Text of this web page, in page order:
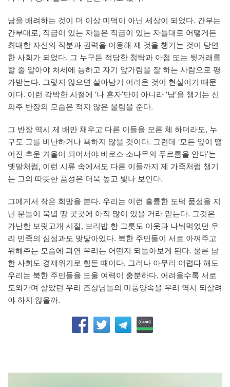
남을 배려하는 것이 더 이상 미덕이 아닌 세상이 되었다. 간부는
간부대로, 직급이 있는 자들은 직급이 있는 자들대로 어떻게든
최대한 자신의 직분과 권력을 이용해 제 것을 챙기는 것이 당연
한 사회가 되었다. 그 누구든 적당한 청탁과 아첨 또는 뒷거래를
할 줄 알아야 처세에 능하고 자기 앞가림을 잘 하는 사람으로 평
가받는다. 그렇지 않으면 살아남기 어려운 것이 현실이기 때문
이다. 이런 각박한 시절에 ‘나 혼자’만이 아니라 ‘남’을 챙기는 신
의주 반장의 모습은 적지 않은 울림을 준다.
그 반장 역시 제 배만 채우고 다른 이들을 모른 체 하더라도, 누
구도 그를 비난하거나 욕하지 않을 것이다. 그런데 ‘모든 잎이 떨
어진 추운 겨울이 되어서야 비로소 소나무의 푸르름을 안다’는
옛말처럼, 이런 시류 속에서도 다른 이들까지 제 가족처럼 챙기
는 그의 따뜻한 품성은 더욱 높고 빛나 보인다.
그에게서 작은 희망을 본다. 우리는 이런 훌륭한 도덕 품성을 지
닌 분들이 북녘 땅 곳곳에 아직 많이 있을 거라 믿는다. 그것은
가난한 보릿고개 시절, 보리밥 한 그릇도 이웃과 나눠먹었던 우
리 민족의 심성과도 맞닿아있다. 북한 주민들이 서로 아껴주고
위해주는 모습에 과연 우리는 어떤지 되돌아보게 된다. 물론 남
한 사회도 경제위기로 힘든 때이다. 그러나 아무리 어렵다 해도
우리는 북한 주민들을 도울 여력이 충분하다. 어려울수록 서로
도와가며 살았던 우리 조상님들의 미풍양속을 우리 역시 되살려
야 하지 않을까.